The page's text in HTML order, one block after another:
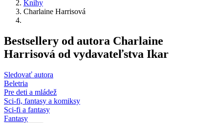
Knihy
Charlaine Harrisová
Bestsellery od autora Charlaine
Harrisová od vydavateľstva Ikar
Sledovať autora
Beletria
Pre deti a mládež
Sci-fi, fantasy a komiksy
Sci-fi a fantasy
Fantasy